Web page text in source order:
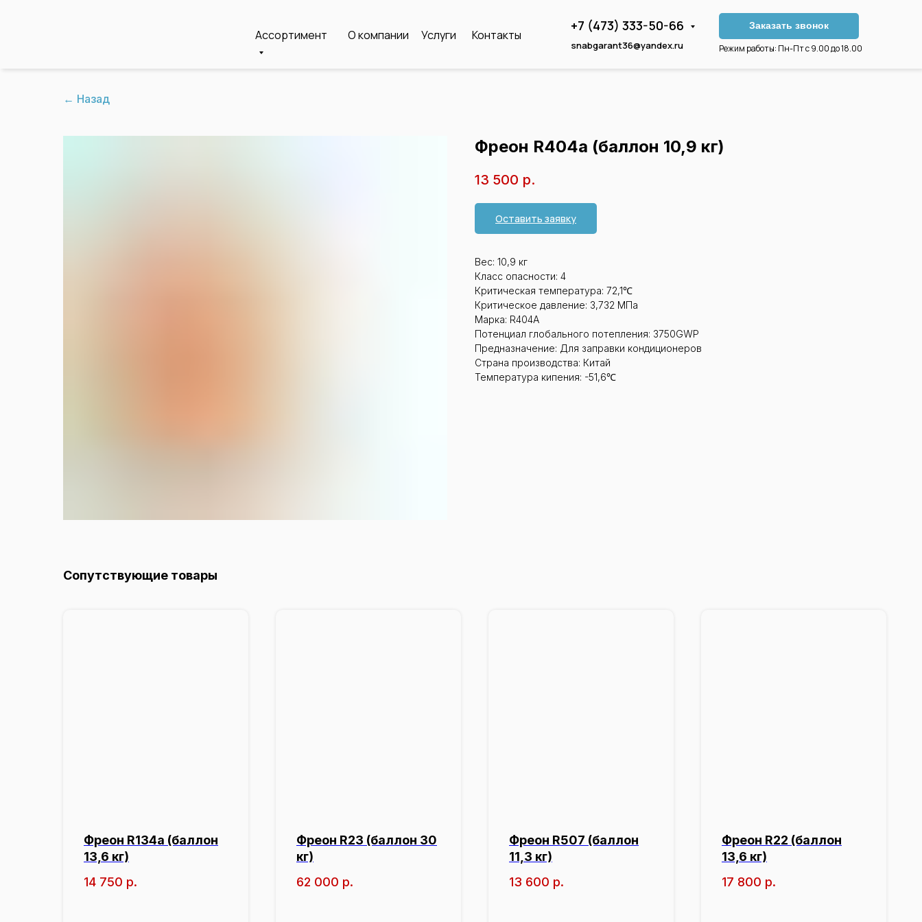
Ассортимент О компании Услуги Контакты
Заказать звонок
+7 (473) 333-50-66
Режим работы: Пн-Пт с 9.00 до 18.00
snabgarant36@yandex.ru
← Назад
Фреон R404a (баллон 10,9 кг)
13 500 р.
Оставить заявку
Вес: 10,9 кг
Класс опасности: 4
Критическая температура: 72,1℃
Критическое давление: 3,732 МПа
Марка: R404А
Потенциал глобального потепления: 3750GWP
Предназначение: Для заправки кондиционеров
Страна производства: Китай
Температура кипения: -51,6℃
Сопутствующие товары
Фреон R134a (баллон
13,6 кг)
14 750 р.
Фреон R23 (баллон 30
кг)
62 000 р.
Фреон R507 (баллон
11,3 кг)
13 600 р.
Фреон R22 (баллон
13,6 кг)
17 800 р.